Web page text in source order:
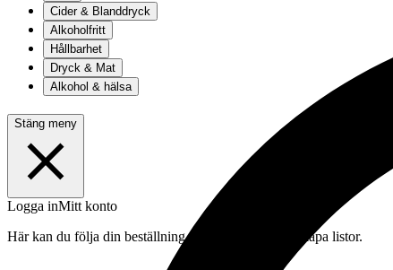
Cider & Blanddryck
Alkoholfritt
Hållbarhet
Dryck & Mat
Alkohol & hälsa
Stäng meny
Logga inMitt konto
Här kan du följa din beställning, spara drycker och skapa listor.